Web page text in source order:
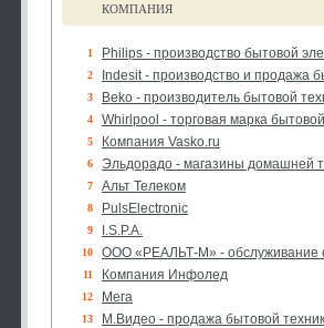
КОМПАНИЯ
1 Philips - производство бытовой
2 Indesit - производство и продажа
3 Beko - производитель бытовой
4 Whirlpool - торговая марка
5 Компания Vasko.ru
6 Эльдорадо - магазины домашней
7 Альт Телеком
8 PulsElectronic
9 I.S.P.A.
10 ООО «РЕАЛЬТ-М» - обслуживание
11 Компания Инфолед
12 Мега
13 М.Видео - продажа бытовой